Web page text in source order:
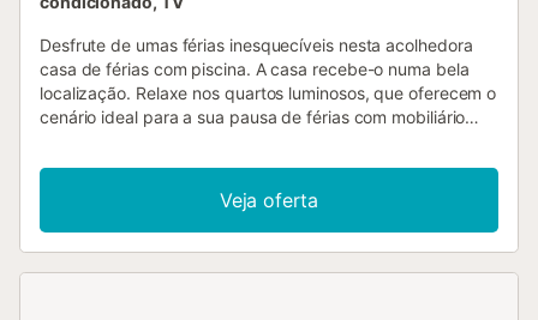
Desfrute de umas férias inesquecíveis nesta acolhedora
casa de férias com piscina. A casa recebe-o numa bela
localização. Relaxe nos quartos luminosos, que oferecem o
cenário ideal para a sua pausa de férias com mobiliário
reveja as experiências do dia e converse até tarde da
noite. Tome sol nos jardins atraentes, relaxe em uma
espreguiçadeira confortável à beira da piscina. Nade um
pouco e termine o dia com bebidas frescas e boa comida
Veja oferta